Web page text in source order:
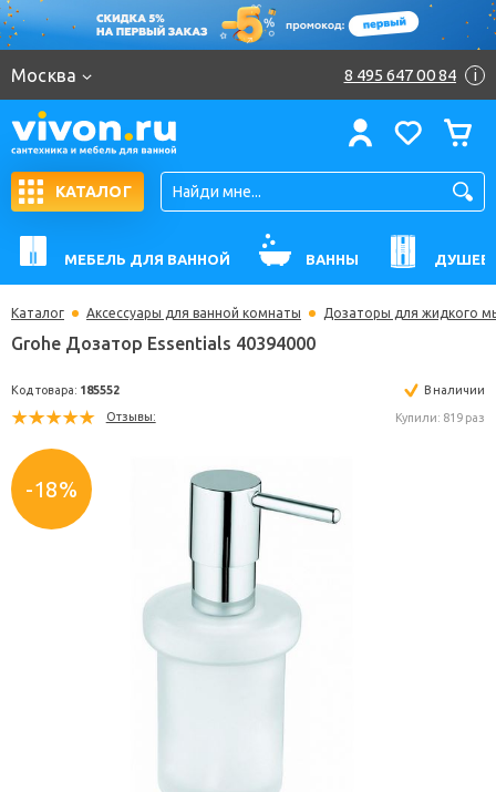
Москва 8 495 647 00 84 i
КАТАЛОГ
МЕБЕЛЬ ДЛЯ ВАННОЙ ВАННЫ
Каталог Аксессуары для ванной комнаты Дозаторы для жидкого
-18%
Grohe Дозатор Essentials 40394000